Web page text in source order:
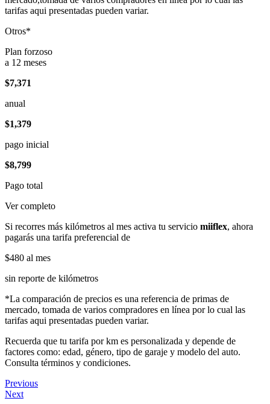
tarifas aqui presentadas pueden variar.
Otros*
Plan forzoso
a 12 meses
$7,371
anual
$1,379
pago inicial
$8,799
Pago total
Ver completo
Si recorres más kilómetros al mes activa tu servicio miiflex, ahora
pagarás una tarifa preferencial de
$480 al mes
sin reporte de kilómetros
*La comparación de precios es una referencia de primas de
mercado, tomada de varios compradores en línea por lo cual las
tarifas aqui presentadas pueden variar.
Recuerda que tu tarifa por km es personalizada y depende de
factores como: edad, género, tipo de garaje y modelo del auto.
Consulta términos y condiciones.
Previous
Next